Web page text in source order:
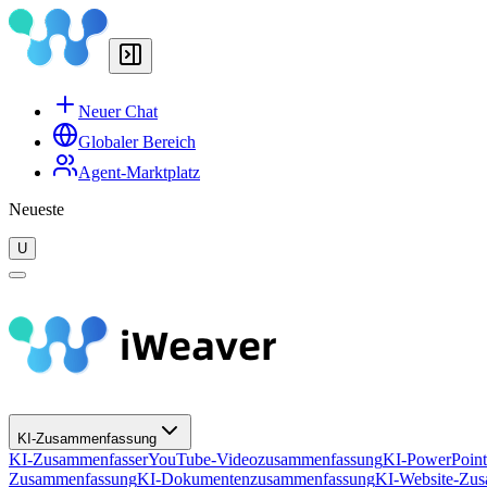
Neuer Chat
Globaler Bereich
Agent-Marktplatz
Neueste
U
KI-Zusammenfassung
KI-ZusammenfasserYouTube-VideozusammenfassungKI-
ZusammenfassungKI-DokumentenzusammenfassungKI-Website-